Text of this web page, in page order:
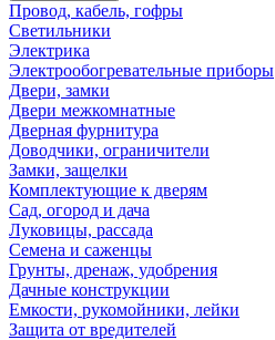
Провод, кабель, гофры
Светильники
Электрика
Электрообогревательные приборы
Двери, замки
Двери межкомнатные
Дверная фурнитура
Доводчики, ограничители
Замки, защелки
Комплектующие к дверям
Сад, огород и дача
Луковицы, рассада
Семена и саженцы
Грунты, дренаж, удобрения
Дачные конструкции
Емкости, рукомойники, лейки
Защита от вредителей